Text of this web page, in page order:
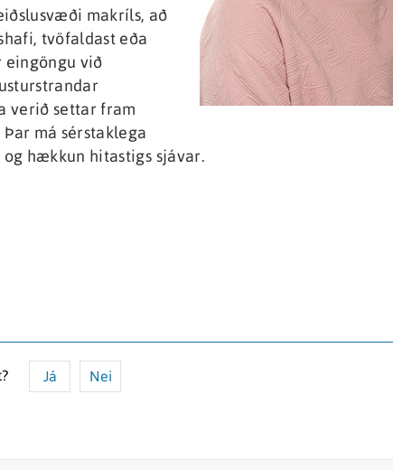
makríls, að
tvöfaldast eða
við
verið settar fram
má sérstaklega
hækkun hitastigs sjávar.
Já Nei